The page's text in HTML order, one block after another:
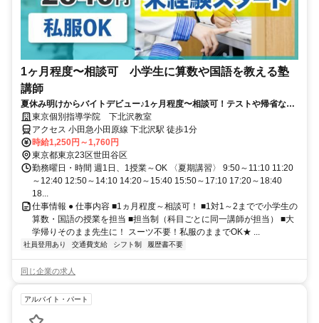
1ヶ月程度〜相談可 小学生に算数や国語を教える塾
講師
夏休み明けからバイトデビュー♪1ヶ月程度〜相談可！テストや帰省など
も調整可能！
東京個別指導学院 下北沢教室
アクセス 小田急小田原線 下北沢駅 徒歩1分
時給1,250円～1,760円
東京都東京23区世田谷区
勤務曜日・時間 週1日、1授業～OK 〈夏期講習〉 9:50～11:10 11:20
～12:40 12:50～14:10 14:20～15:40 15:50～17:10 17:20～18:40
18...
仕事情報 ● 仕事内容 ■1ヵ月程度～相談可！ ■1対1～2までで小学生の
算数・国語の授業を担当 ■担当制（科目ごとに同一講師が担当） ■大
学帰りそのまま先生に！ スーツ不要！私服のままでOK★ ...
社員登用あり 交通費支給 シフト制 履歴書不要
同じ企業の求人
アルバイト・パート